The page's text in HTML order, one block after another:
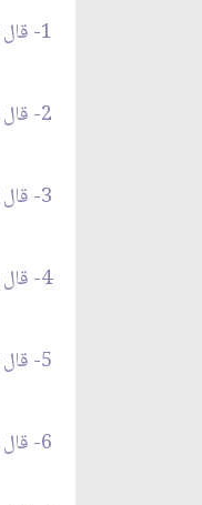
1- قال تعالى:
2- قال تعالى:
3- قال تعالى:
4- قال تعالى:
5- قال تعالى:
6- قال تعالى: